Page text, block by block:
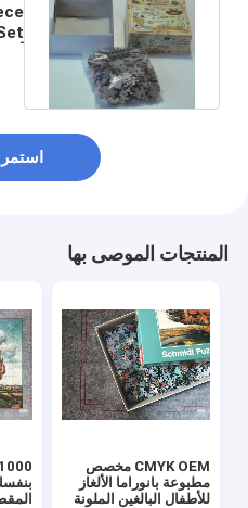
استمر
المنتجات الموصى بها
CMYK OEM مخصص
مطبوعة بانوراما الألغاز
للأطفال البالغين الملونة